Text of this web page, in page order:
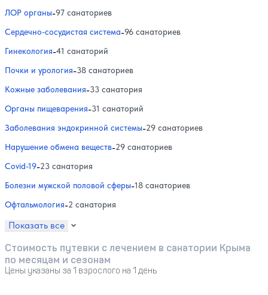
ЛОР органы-97 санаториев
Сердечно-сосудистая система-96 санаториев
Гинекология-41 санаторий
Почки и урология-38 санаториев
Кожные заболевания-33 санатория
Органы пищеварения-31 санаторий
Заболевания эндокринной системы-29 санаториев
Нарушение обмена веществ-29 санаториев
Covid-19-23 санатория
Болезни мужской половой сферы-18 санаториев
Офтальмология-2 санатория
Показать все
Стоимость путевки с лечением в санатории Крыма
по месяцам и сезонам
Цены указаны за 1 взрослого на 1 день